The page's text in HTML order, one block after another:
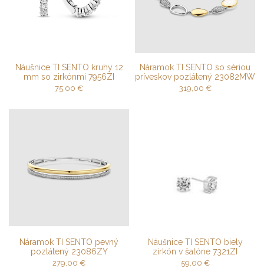
Náušnice TI SENTO kruhy 12
mm so zirkónmi 7956ZI
75,00 €
Náramok TI SENTO so sériou
príveskov pozlátený 23082MW
319,00 €
Náramok TI SENTO pevný
pozlátený 23086ZY
279,00 €
Náušnice TI SENTO biely
zirkón v šatóne 7321ZI
59,00 €